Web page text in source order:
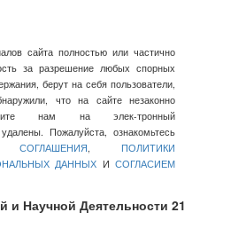
сайта полностью или частично
за разрешение любых спорных
берут на себя пользователи,
что на сайте незаконно
нам на элек-тронный
Пожалуйста, ознакомьтесь
СОГЛАШЕНИЯ, ПОЛИТИКИ
ДАННЫХ И СОГЛАСИЕМ
и Научной Деятельности 21